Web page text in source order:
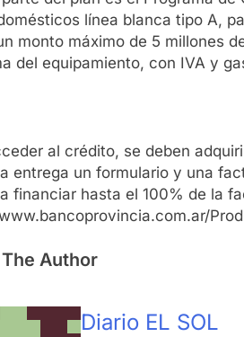
línea blanca tipo A,
monto máximo de 5 millones
del equipamiento, con IVA y
al crédito, se deben
entrega un formulario y una
financiar hasta el 100% de la
Author
Diario EL SOL